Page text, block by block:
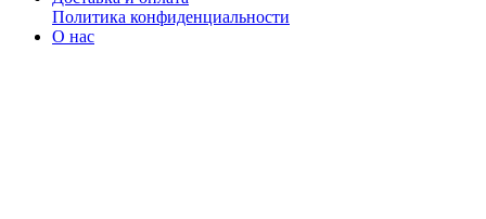
Политика конфиденциальности
О нас